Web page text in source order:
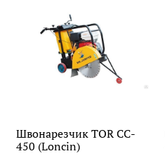
Швонарезчик TOR CC-
450 (Loncin)